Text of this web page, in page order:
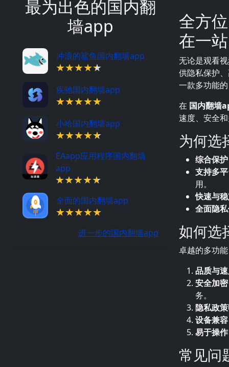
最为出色的国内翻
墙app
冲浪的鲨鱼国内翻墙app
疾驰国内翻墙app
小哈国内翻墙app
EAapp应用程序国内翻墙
app
全面的国内翻墙app
进一步的国内翻墙app
描述
全方
在一站
无论是观看
供隐私保护
一款多功能
在 国内翻墙
速度、安全
为何选
综合保
支持多
用。
快速与
全面隐
如何选
卓越的多功
品质与
安全加
务。
隐私政
设备兼
易于操
常见问